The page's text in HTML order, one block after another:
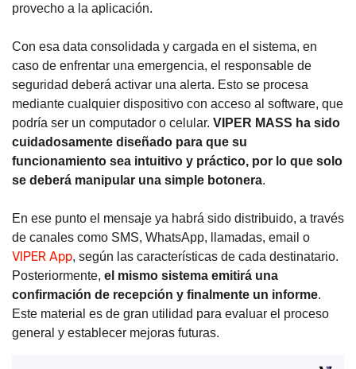
provecho a la aplicación.
Con esa data consolidada y cargada en el sistema, en
caso de enfrentar una emergencia, el responsable de
seguridad deberá activar una alerta. Esto se procesa
mediante cualquier dispositivo con acceso al software, que
podría ser un computador o celular. VIPER MASS ha sido
cuidadosamente diseñado para que su
funcionamiento sea intuitivo y práctico, por lo que solo
se deberá manipular una simple botonera.
En ese punto el mensaje ya habrá sido distribuido, a través
de canales como SMS, WhatsApp, llamadas, email o
VIPER App, según las características de cada destinatario.
Posteriormente, el mismo sistema emitirá una
confirmación de recepción y finalmente un informe.
Este material es de gran utilidad para evaluar el proceso
general y establecer mejoras futuras.